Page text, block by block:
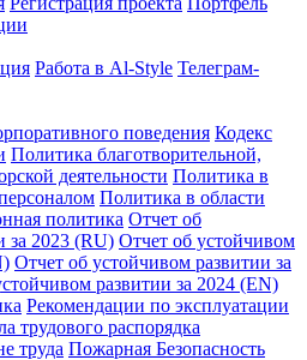
Работа в Al-Style Телеграм-
поведения Кодекс
Политика благотворительной,
деятельности Политика в
Политика в области
политика Отчет об
за 2023 (RU) Отчет об устойчивом
Отчет об устойчивом развитии за
развитии за 2024 (EN)
Рекомендации по эксплуатации
трудового распорядка
труда Пожарная Безопасность